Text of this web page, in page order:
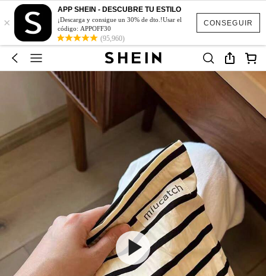
CONSEGUIR
×
APP SHEIN - DESCUBRE TU ESTILO
¡Descarga y consigue un 30% de dto.!Usar el
código: APPOFF30
(95,960)